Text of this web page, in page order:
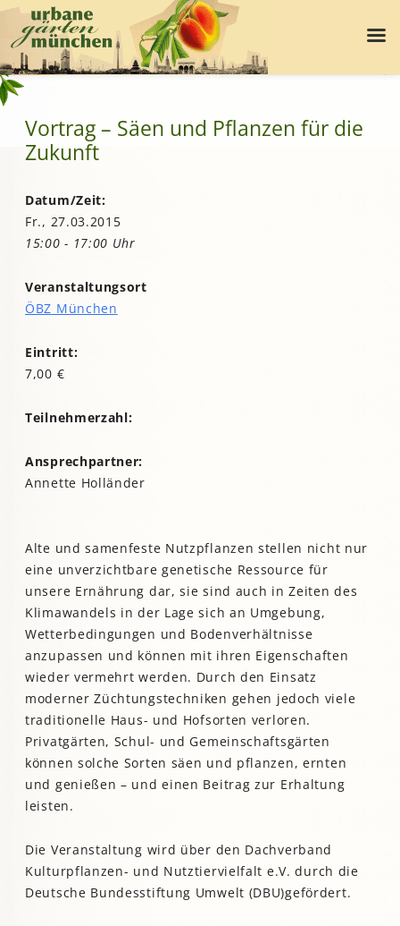
Vortrag – Säen und Pflanzen für die
Zukunft
Datum/Zeit:
Fr., 27.03.2015
15:00 - 17:00 Uhr
Veranstaltungsort
ÖBZ München
Eintritt:
7,00 €
Teilnehmerzahl:
Ansprechpartner:
Annette Holländer
Alte und samenfeste Nutzpflanzen stellen nicht nur
eine unverzichtbare genetische Ressource für
unsere Ernährung dar, sie sind auch in Zeiten des
Klimawandels in der Lage sich an Umgebung,
Wetterbedingungen und Bodenverhältnisse
anzupassen und können mit ihren Eigenschaften
wieder vermehrt werden. Durch den Einsatz
moderner Züchtungstechniken gehen jedoch viele
traditionelle Haus- und Hofsorten verloren.
Privatgärten, Schul- und Gemeinschaftsgärten
können solche Sorten säen und pflanzen, ernten
und genießen – und einen Beitrag zur Erhaltung
leisten.
Die Veranstaltung wird über den Dachverband
Kulturpflanzen- und Nutztiervielfalt e.V. durch die
Deutsche Bundesstiftung Umwelt (DBU)gefördert.